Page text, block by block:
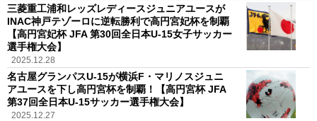
三菱重工浦和レッズレディースジュニアユースが
INAC神戸テゾーロに逆転勝利で高円宮妃杯を制覇
【高円宮妃杯 JFA 第30回全日本U-15女子サッカー
選手権大会】
2025.12.28
名古屋グランパスU-15が横浜F・マリノスジュニ
アユースを下し高円宮杯を制覇！【高円宮杯 JFA
第37回全日本U-15サッカー選手権大会】
2025.12.27